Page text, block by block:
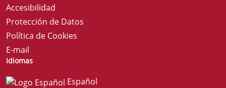
Accesibilidad
Protección de Datos
Política de Cookies
E-mail
Idiomas
Español